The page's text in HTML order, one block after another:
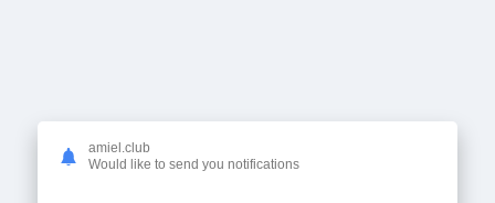
amiel.club
Would like to send you notifications